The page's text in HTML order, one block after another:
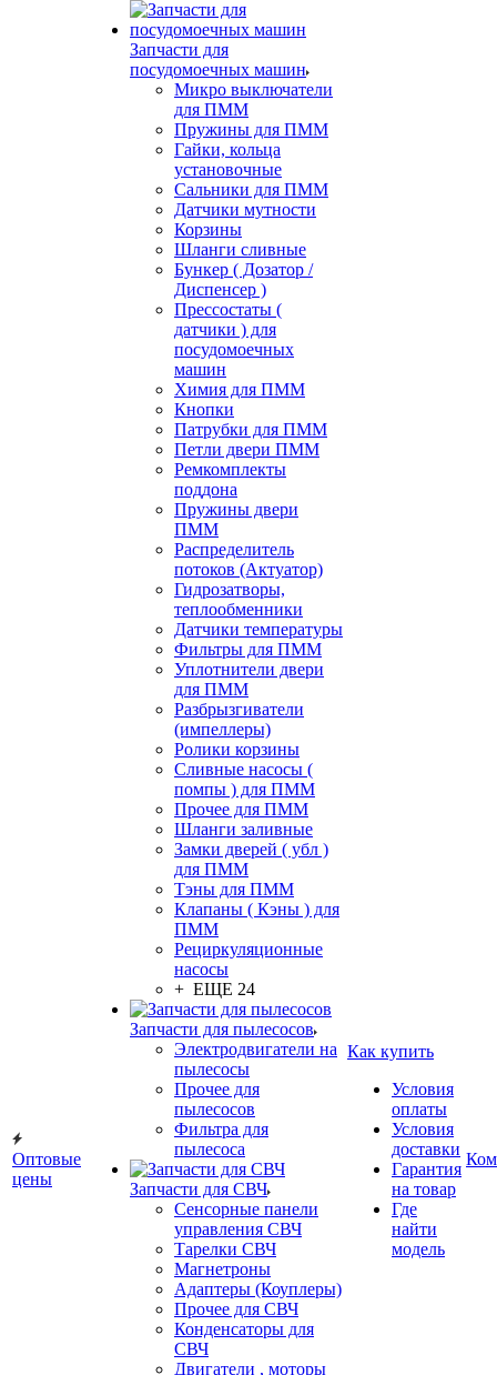
Оптовые
цены
Запчасти для
посудомоечных машин
Микро выключатели
для ПММ
Пружины для ПММ
Гайки, кольца
установочные
Сальники для ПММ
Датчики мутности
Корзины
Шланги сливные
Бункер ( Дозатор /
Диспенсер )
Прессостаты (
датчики ) для
посудомоечных
машин
Химия для ПММ
Кнопки
Патрубки для ПММ
Петли двери ПММ
Ремкомплекты
поддона
Пружины двери
ПММ
Распределитель
потоков (Актуатор)
Гидрозатворы,
теплообменники
Датчики температуры
Фильтры для ПММ
Уплотнители двери
для ПММ
Разбрызгиватели
(импеллеры)
Ролики корзины
Сливные насосы (
помпы ) для ПММ
Прочее для ПММ
Шланги заливные
Замки дверей ( убл )
для ПММ
Тэны для ПММ
Клапаны ( Кэны ) для
ПММ
Рециркуляционные
насосы
+ ЕЩЕ 24
Запчасти для пылесосов
Электродвигатели на
пылесосы
Прочее для
пылесосов
Фильтра для
пылесоса
Запчасти для СВЧ
Сенсорные панели
управления СВЧ
Тарелки СВЧ
Магнетроны
Адаптеры (Коуплеры)
Прочее для СВЧ
Конденсаторы для
СВЧ
Двигатели , моторы
Как купить
Условия
оплаты
Условия
доставки
Гарантия
на товар
Где
найти
модель